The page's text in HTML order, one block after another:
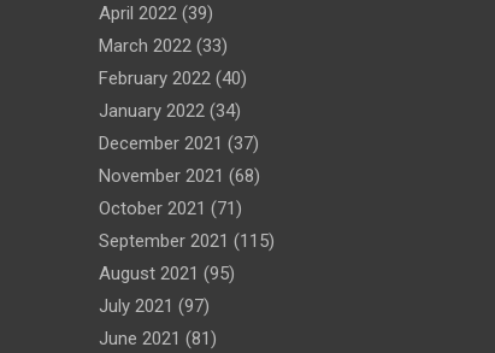
April 2022(39)
March 2022(33)
February 2022(40)
January 2022(34)
December 2021 (37)
November 2021 (68)
October 2021 (71)
September 2021 (115)
August 2021 (95)
July 2021 (97)
June 2021 (81)